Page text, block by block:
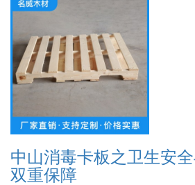
中山消毒卡板之卫生安
双重保障